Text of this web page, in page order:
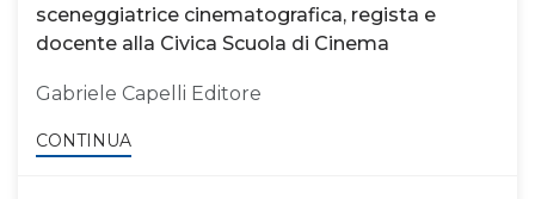
sceneggiatrice cinematografica, regista e
docente alla Civica Scuola di Cinema
Gabriele Capelli Editore
CONTINUA